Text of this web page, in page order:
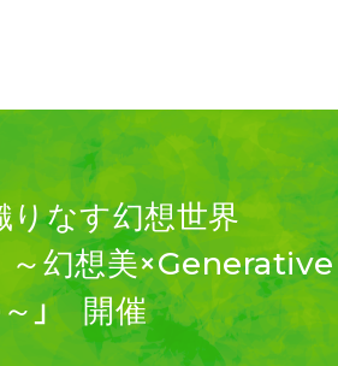
が織りなす幻想
」 開催